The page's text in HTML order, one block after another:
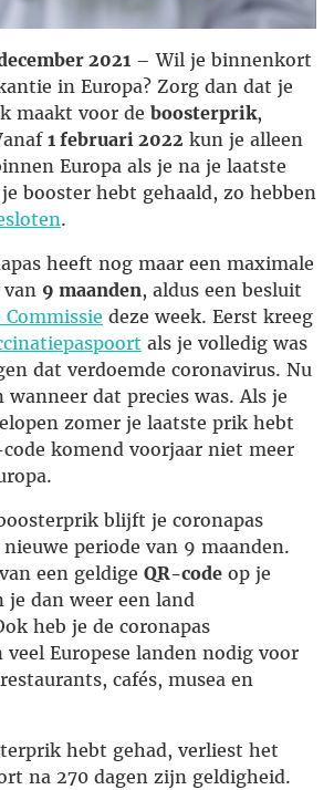
2021 – Wil je binnenkort
in Europa? Zorg dan dat je
maakt voor de boosterprik,
1 februari 2022 kun je alleen
Europa als je na je laatste
booster hebt gehaald, zo hebben
.
heeft nog maar een maximale
van 9 maanden, aldus een besluit
Commissie deze week. Eerst kreeg
als je volledig was
dat verdoemde coronavirus. Nu
dat precies was. Als je
zomer je laatste prik hebt
code komend voorjaar niet meer
blijft je coronapas
periode van 9 maanden.
een geldige QR-code op je
je dan weer een land
heb je de coronapas
Europese landen nodig voor
cafés, musea en
hebt gehad, verliest het
na 270 dagen zijn geldigheid.